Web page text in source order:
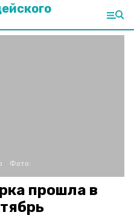
Фото:
прошла в